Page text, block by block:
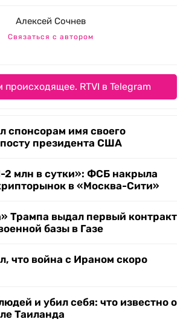
Алексей Сочнев
Связаться с автором
происходящее. RTVI в Telegram
спонсорам имя своего
президента США
2 млн в сутки»: ФСБ накрыла
в «Москва-Сити»
Трампа выдал первый контракт
базы в Газе
что война с Ираном скоро
и убил себя: что известно о
Таиланда